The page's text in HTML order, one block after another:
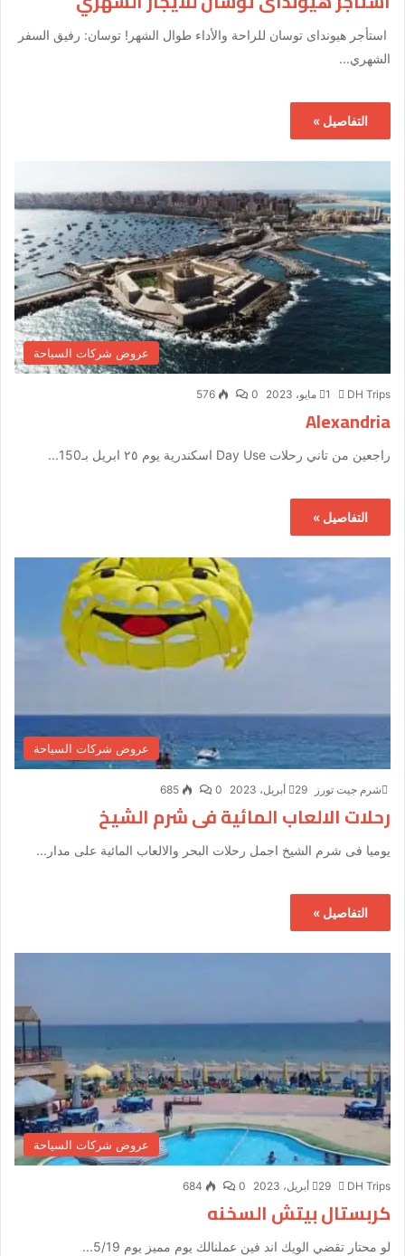
استأجر هيونداى توسان للراحة والأداء طوال الشهر! توسان: رفيق السفر
الشهري...
التفاصيل »
عروض شركات السياحة
DH Trips 1 مايو، 2023 0
576
Alexandria
راجعين من تاني رحلات Day Use اسكندرية يوم ٢٥ ابريل بـ150...
التفاصيل »
عروض شركات السياحة
شرم جيت تورز 29 أبريل، 2023 0
685
رحلات الالعاب المائية فى شرم الشيخ
يوميا فى شرم الشيخ اجمل رحلات البحر والالعاب المائية على مدار...
التفاصيل »
عروض شركات السياحة
DH Trips 29 أبريل، 2023 0
684
كربستال بيتش السخنه
لو محتار تقضي الويك اند فين عملنالك يوم مميز يوم 5/19...